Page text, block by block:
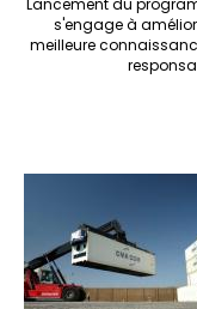
Lancement du
s'engage à
meilleure